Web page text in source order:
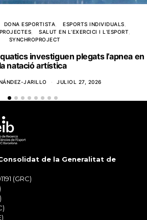
DONA ESPORTISTA
ESPORTS INDIVIDUALS
PROJECTES
SALUT EN L’EXERCICI I L’ESPORT
SYNCHROPROJECT
investiguen plegats l’apnea en
la natació artística
JARILLO JULIOL 27, 2026
de la Generalitat de
(GRC)